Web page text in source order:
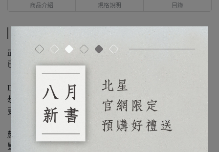
商品介紹 規格說明 目錄
最暢銷的色彩學用書
已在色彩世界中成為通用語言
DIC色彩指南已成為各種顏色的通用語言
想到色彩學，就想到DIC
更不用說設計與印刷領域
顏色美觀可靠性高
豐富的色彩以及跟上時代的需求